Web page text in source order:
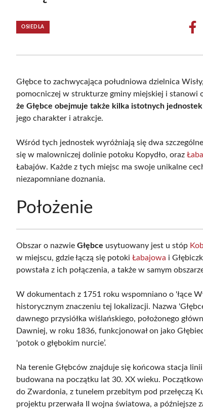
OSIEDLA
Głębce to zachwycająca południowa dzielnica
pomocniczej w strukturze gminy miejskiej i stanowi
że Głębce obejmuje także kilka istotnych
jego charakter i atrakcje.
Wśród tych jednostek wyróżniają się dwa
się w malowniczej dolinie potoku Kopydło, oraz
Łabajów. Każde z tych miejsc ma swoje unikalne
niezapomniane doznania.
Położenie
Obszar o nazwieGłębce usytuowany jest u stóp
w miejscu, gdzie łączą się potokiŁabajowa i
powstała z ich połączenia, a także w samym
W dokumentach z 1751 roku wspomniano o 'łące
historycznym znaczeniu tej lokalizacji. Nazwa
dawnego przysiółka wiślańskiego, położonego
Dawniej, w roku 1836, funkcjonował on jako
'potok o głębokim nurcie’.
Na terenie Głębców znajduje się końcowa stacja
budowana na początku lat 30. XX wieku.
do Zwardonia, z tunelem przebitym pod przełęczą
projektu przerwała II wojna światowa, a późniejsze